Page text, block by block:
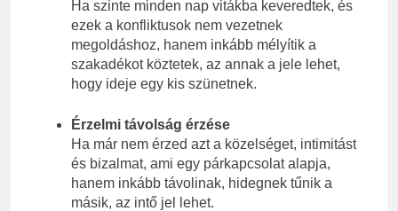
Ha szinte minden nap vitákba keveredtek, és
ezek a konfliktusok nem vezetnek
megoldáshoz, hanem inkább mélyítik a
szakadékot köztetek, az annak a jele lehet,
hogy ideje egy kis szünetnek.
Érzelmi távolság érzése
Ha már nem érzed azt a közelséget, intimitást
és bizalmat, ami egy párkapcsolat alapja,
hanem inkább távolinak, hidegnek tűnik a
másik, az intő jel lehet.